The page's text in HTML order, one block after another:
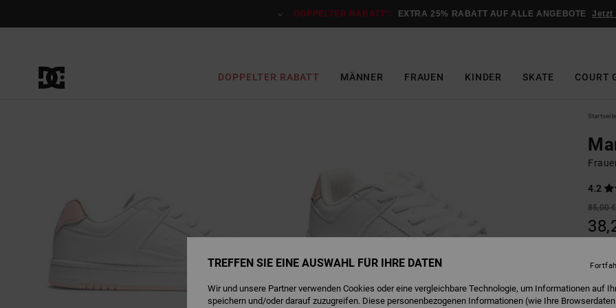
DOPPELTER RABATT*: EXTRA 25% RABATT AUF ALLE ANGEBOTE Jetzt
DOPPELTER RABATT MÄNNER FRAUEN KINDER SKATE COURT
Startseite
4.2
85,00 €
Farbe
TREFFEN SIE EINE AUSWAHL FÜR IHRE DATEN
Wir und unsere Partner verwenden Cookies oder eine vergleichbare Technologie, um Informationen auf
speichern und/oder darauf zuzugreifen. Diese personenbezogenen Informationen (wie Ihre